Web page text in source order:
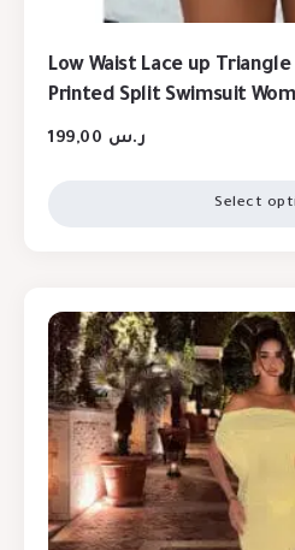
Low Waist Lace up
Printed Split Swimsuit
ر.س
Select